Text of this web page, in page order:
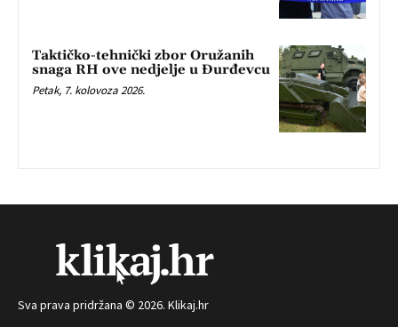
Taktičko-tehnički zbor Oružanih
snaga RH ove nedjelje u Đurđevcu
Petak, 7. kolovoza 2026.
Sva prava pridržana © 2026. Klikaj.hr